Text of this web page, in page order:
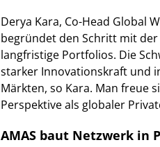
Derya Kara, Co-Head Global
begründet den Schritt mit
langfristige Portfolios. Die
starker Innovationskraft und
Märkten, so Kara. Man freue
Perspektive als globaler
AMAS baut Netzwerk in